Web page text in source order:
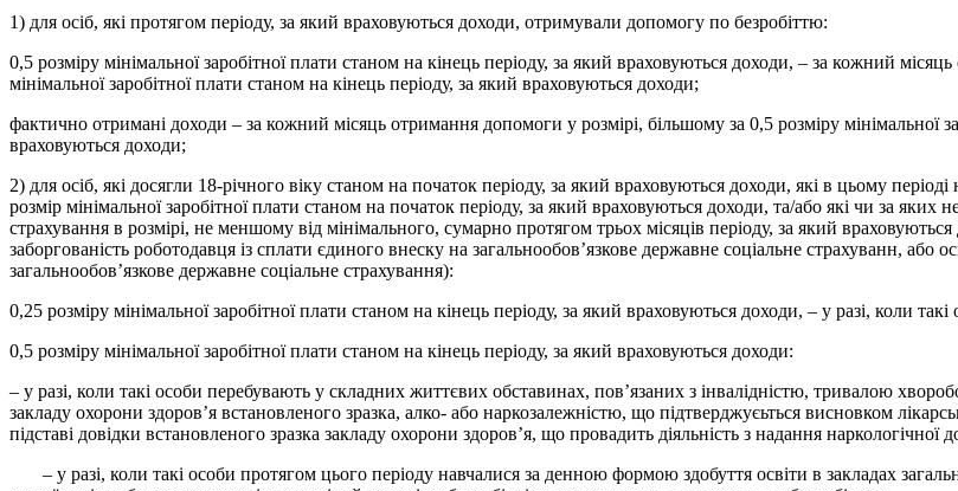
1) для осіб, які протягом періоду, за який враховуються доходи, отримували допомогу по безробіттю:
0,5 розміру мінімальної заробітної плати станом на кінець періоду, за який враховуються доходи, – за кожний
мінімальної заробітної плати станом на кінець періоду, за який враховуються доходи;
фактично отримані доходи – за кожний місяць отримання допомоги у розмірі, більшому за 0,5 розміру мінімальної
враховуються доходи;
2) для осіб, які досягли 18-річного віку станом на початок періоду, за який враховуються доходи, які в цьому
розмір мінімальної заробітної плати станом на початок періоду, за який враховуються доходи, та/або які чи за
страхування в розмірі, не меншому від мінімального, сумарно протягом трьох місяців періоду, за який
заборгованість роботодавця із сплати єдиного внеску на загальнообов’язкове державне соціальне страхуванн, або
загальнообов’язкове державне соціальне страхування):
0,25 розміру мінімальної заробітної плати станом на кінець періоду, за який враховуються доходи, – у разі, коли
0,5 розміру мінімальної заробітної плати станом на кінець періоду, за який враховуються доходи:
– у разі, коли такі особи перебувають у складних життєвих обставинах, пов’язаних з інвалідністю, тривалою
закладу охорони здоров’я встановленого зразка, алко- або наркозалежністю, що підтверджуєьться висновком
підставі довідки встановленого зразка закладу охорони здоров’я, що провадить діяльність з надання
– у разі, коли такі особи протягом цього періоду навчалися за денною формою здобуття освіти в закладах